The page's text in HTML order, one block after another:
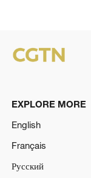
EXPLORE MORE
English
Français
Русский